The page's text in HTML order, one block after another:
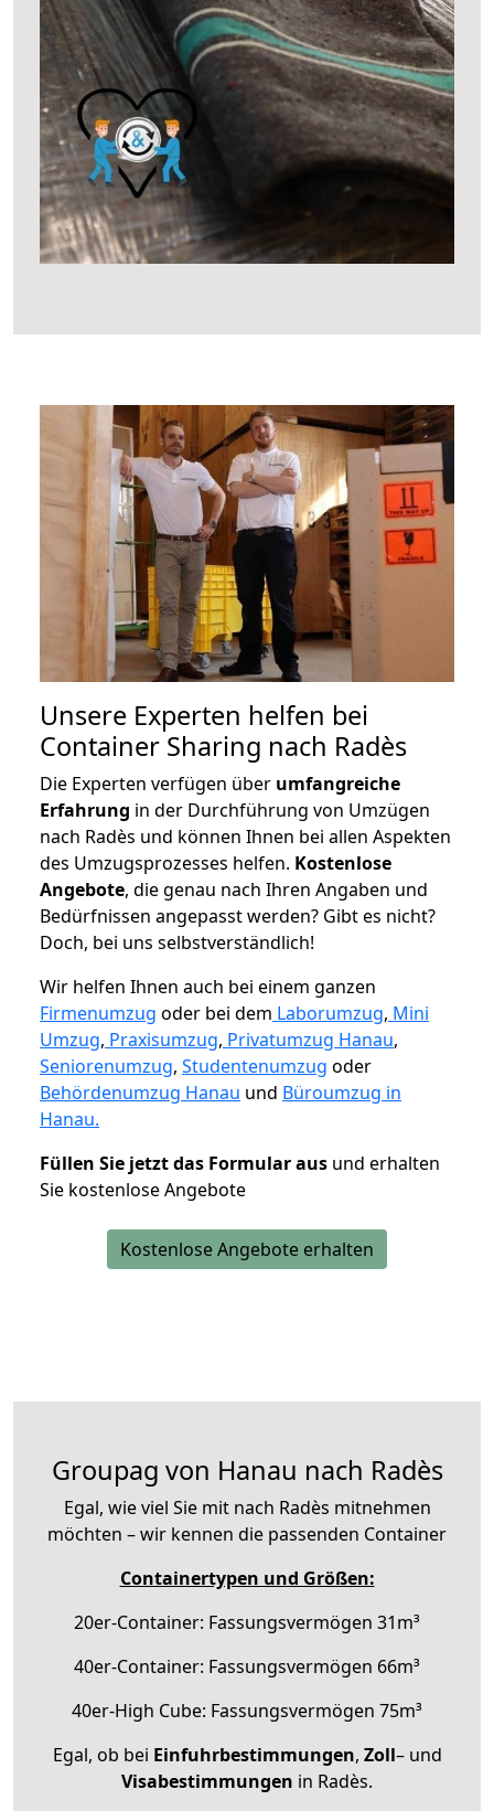
Unsere Experten helfen bei
Container Sharing nach Radès
Die Experten verfügen über umfangreiche
Erfahrung in der Durchführung von Umzügen
nach Radès und können Ihnen bei allen Aspekten
des Umzugsprozesses helfen. Kostenlose
Angebote, die genau nach Ihren Angaben und
Bedürfnissen angepasst werden? Gibt es nicht?
Doch, bei uns selbstverständlich!
Wir helfen Ihnen auch bei einem ganzen
Firmenumzug oder bei dem Laborumzug, Mini
Umzug, Praxisumzug, Privatumzug Hanau,
Seniorenumzug, Studentenumzug oder
Behördenumzug Hanau und Büroumzug in
Hanau.
Füllen Sie jetzt das Formular aus und erhalten
Sie kostenlose Angebote
Kostenlose Angebote erhalten
Groupag von Hanau nach Radès
Egal, wie viel Sie mit nach Radès mitnehmen
möchten – wir kennen die passenden Container
Containertypen und Größen:
20er-Container: Fassungsvermögen 31m³
40er-Container: Fassungsvermögen 66m³
40er-High Cube: Fassungsvermögen 75m³
Egal, ob bei Einfuhrbestimmungen, Zoll– und
Visabestimmungen in Radès.